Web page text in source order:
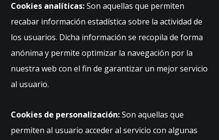
Cookies analíticas:Son aquellas que permiten
recabar información estadística sobre la actividad de
los usuarios. Dicha información se recopila de forma
anónima y permite optimizar la navegación por la
nuestra web con el fin de garantizar un mejor servicio
al usuario.
Cookies de personalización:Son aquellas que
permiten al usuario acceder al servicio con algunas
o
n
p
ci
o
al
S
o